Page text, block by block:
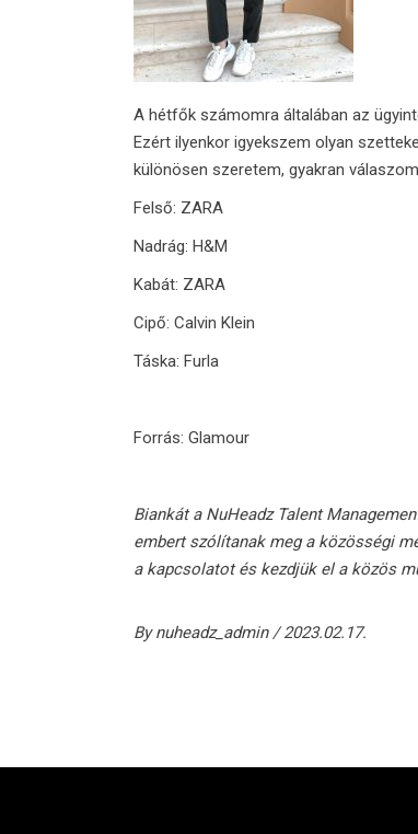
A hétfők számomra általában az
Ezért ilyenkor igyekszem olyan
különösen szeretem, gyakran
Felső: ZARA
Nadrág: H&M
Kabát: ZARA
Cipő: Calvin Klein
Táska: Furla
Forrás: Glamour
Biankát a NuHeadz Talent
embert szólítanak meg a közösségi
a kapcsolatot és kezdjük el a közös
Bynuheadz_admin 2023.02.17.